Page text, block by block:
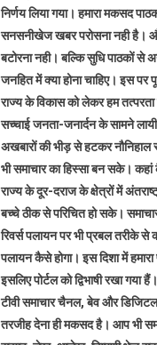
निर्णय लिया गया। हमारा मकसद
सनसनीखेज खबर परोसना नही है।
बटोरना नही। बल्कि सुधि पाठकों से
जनहित में क्या होना चाहिए। इस पर
राज्य के विकास को लेकर हम
सच्चाई जनता-जनार्दन के सामने
अखबारों की भीड़ से हटकर
भी समाचार का हिस्सा बन सके। कहां
राज्य के दूर-दराज के क्षेत्रों में
बच्चे ठीक से परिचित हो सके।
रिवर्स पलायन पर भी प्रबल तरीके से
पलायन कैसे होगा। इस दिशा में
इसलिए पोर्टल को द्विभाषी रखा
टीवी समाचार चैनल, बेव और
तरजीह देना ही मकसद है। आप भी